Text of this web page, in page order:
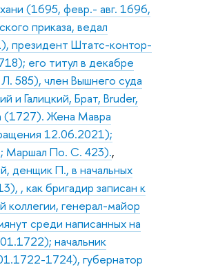
(1695, февр.- авг. 1696,
приказа, ведал
президент Штатс-контор-
его титул в декабре
585), член Вышнего суда
Галицкий, Брат, Bruder,
(1727). Жена Мавра
12.06.2021);
Маршал По. С. 423).,
денщик П., в начальных
, как бригадир записан к
генерал-майор
среди написанных на
начальник
1724), губернатор